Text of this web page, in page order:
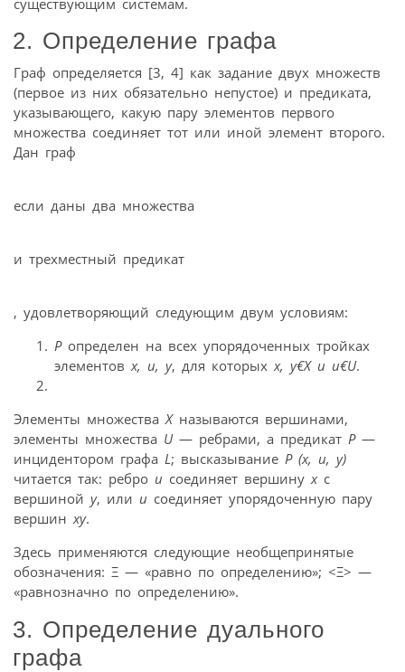
2. Определение графа
Граф определяется [3, 4] как задание двух множеств
(первое из них обязательно непустое) и предиката,
указывающего, какую пару элементов первого
множества соединяет тот или иной элемент второго.
Дан граф
если даны два множества
и трехместный предикат
, удовлетворяющий следующим двум условиям:
Ропределен на всех упорядоченных тройках
элементовx, u, y, для которыхx, y€X и u€U.
Элементы множестваХназываются вершинами,
элементы множества U— ребрами, а предикат Р—
инцидентором графа L; высказывание Р (x, u, y)
читается так: ребро u соединяет вершинуxс
вершиной y, или u соединяет упорядоченную пару
вершинxy.
Здесь применяются следующие необщепринятые
обозначения: Ξ — «равно по определению»; <Ξ> —
«равнозначно по определению».
3. Определение дуального
графа